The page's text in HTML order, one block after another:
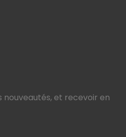
nouveautés, et recevoir en